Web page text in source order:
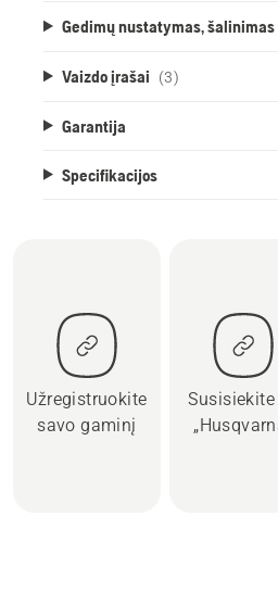
Gedimų nustatymas,
Vaizdo įrašai (3)
Garantija
Specifikacijos
Užregistruokite
savo gaminį
Susisiekite